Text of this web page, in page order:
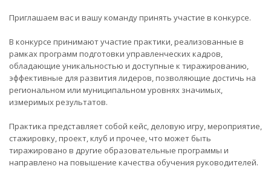
Приглашаем вас и вашу команду принять участие в конкурсе.
В конкурсе принимают участие практики, реализованные в
рамках программ подготовки управленческих кадров,
обладающие уникальностью и доступные к тиражированию,
эффективные для развития лидеров, позволяющие достичь на
региональном или муниципальном уровнях значимых,
измеримых результатов.
Практика представляет собой кейс, деловую игру, мероприятие,
стажировку, проект, клуб и прочее, что может быть
тиражировано в другие образовательные программы и
направлено на повышение качества обучения руководителей.